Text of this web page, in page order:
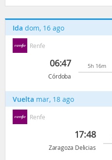
Ida dom, 16 ago
Renfe
06:47
Córdoba
5h 16m
Vuelta mar, 18 ago
Renfe
17:48
Zaragoza Delicias